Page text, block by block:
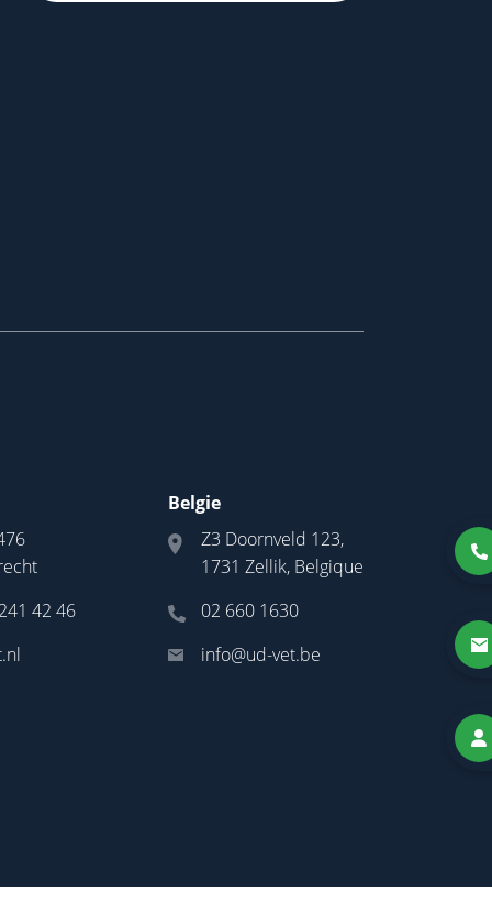
42 46
Belgie
Z3 Doornveld 123,
1731 Zellik, Belgique
02 660 1630
info@ud-vet.be